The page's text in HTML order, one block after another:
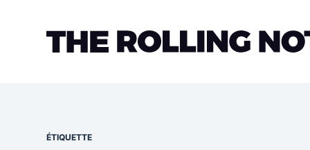
ÉTIQUETTE